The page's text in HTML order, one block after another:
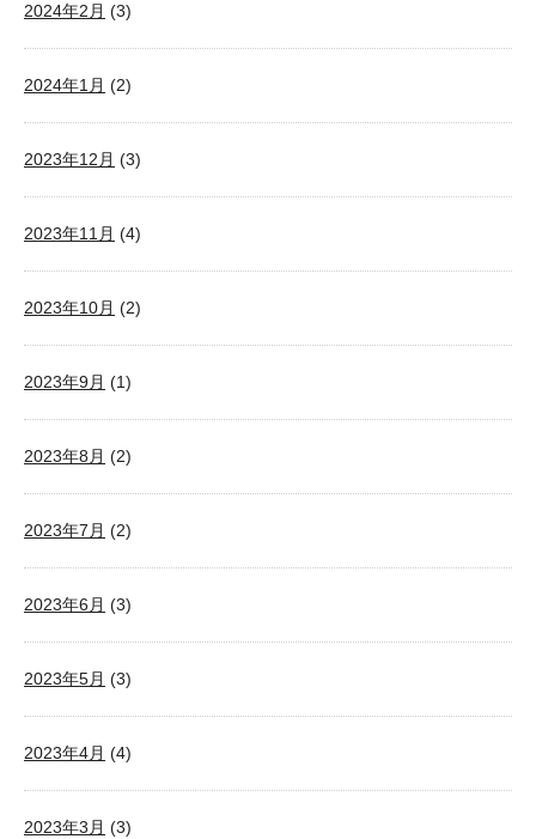
2024年2月 (3)
2024年1月 (2)
2023年12月 (3)
2023年11月 (4)
2023年10月 (2)
2023年9月 (1)
2023年8月 (2)
2023年7月 (2)
2023年6月 (3)
2023年5月 (3)
2023年4月 (4)
2023年3月 (3)